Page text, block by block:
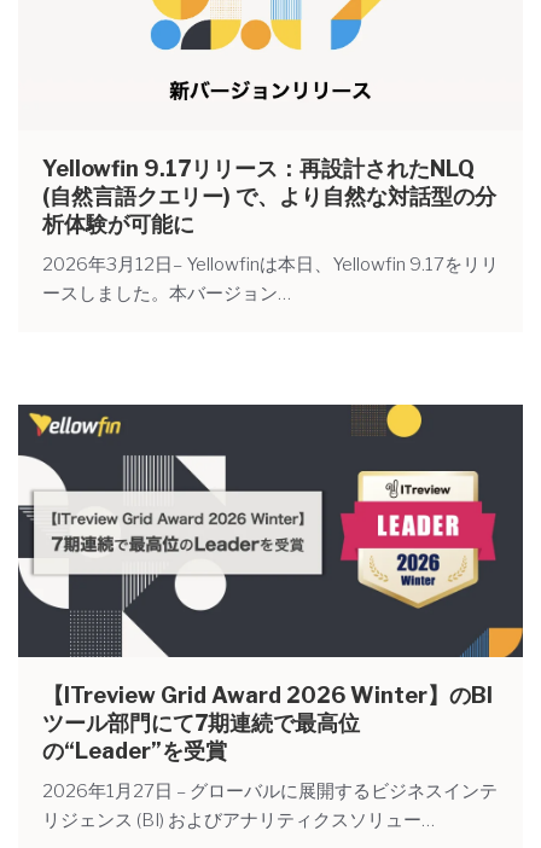
Yellowfin 9.17リリース：再設計されたNLQ
(自然言語クエリー) で、より自然な対話型の分
析体験が可能に
2026年3月12日– Yellowfinは本日、Yellowfin 9.17をリリ
ースしました。本バージョン…
【ITreview Grid Award 2026 Winter】のBI
ツール部門にて7期連続で最高位
の“Leader”を受賞
2026年1月27日 – グローバルに展開するビジネスインテ
リジェンス (BI) およびアナリティクスソリュー…